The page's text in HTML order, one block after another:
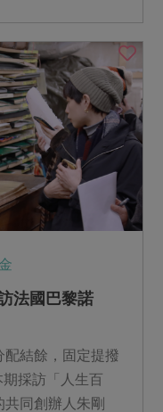
法國巴黎諾
結餘，固定提撥
採訪「人生百
同創辦人朱剛